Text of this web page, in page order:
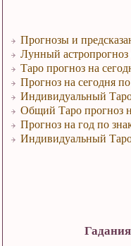
Прогнозы и
Лунный астропрогноз
Таро прогноз на
Прогноз на сегодня
Индивидуальный
Общий Таро прогноз
Прогноз на год по
Индивидуальный